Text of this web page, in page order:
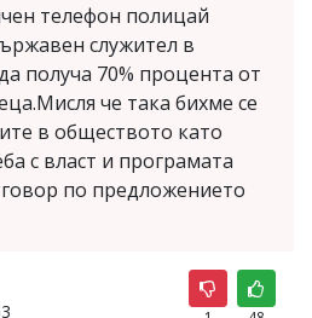
телефон полицай
служител в
получа 70% процента от
че така бихме се
в обществото като
с власт и програмата
по предложението